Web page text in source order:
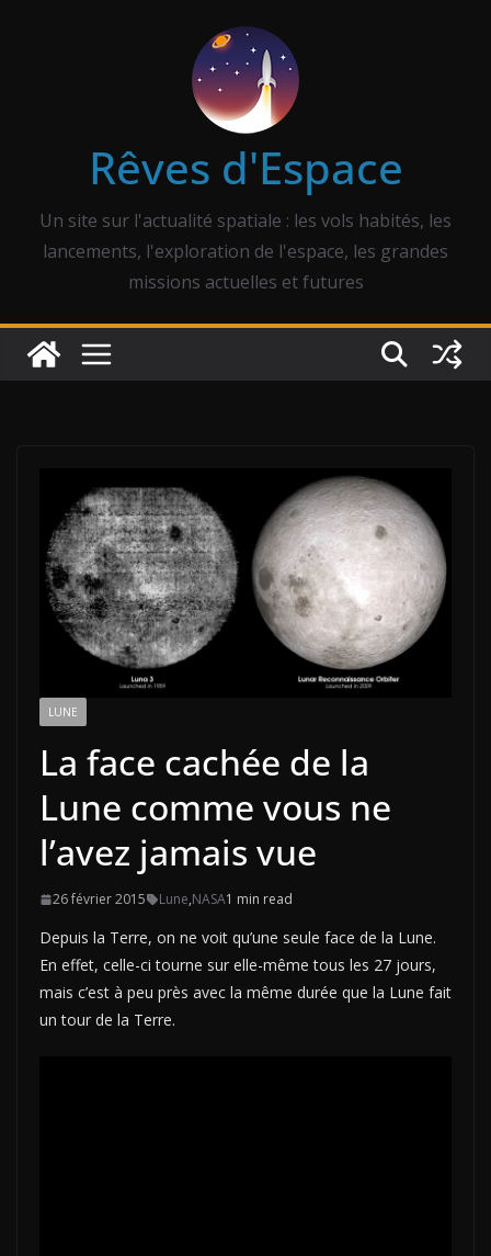
Rêves d'Espace
Un site sur l'actualité spatiale : les vols habités, les
lancements, l'exploration de l'espace, les grandes
missions actuelles et futures
LUNE
La face cachée de la
Lune comme vous ne
l’avez jamais vue
26 février 2015 Lune,NASA1 min read
Depuis la Terre, on ne voit qu’une seule face de la Lune.
En effet, celle-ci tourne sur elle-même tous les 27 jours,
mais c’est à peu près avec la même durée que la Lune fait
un tour de la Terre.